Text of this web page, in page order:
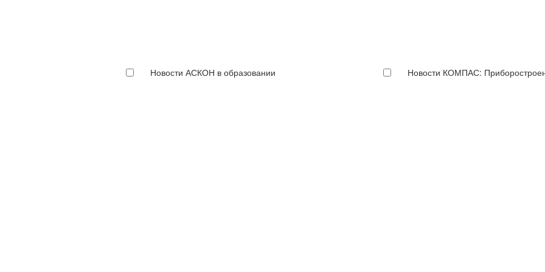
Новости АСКОН в образовании Новости КОМПАС: